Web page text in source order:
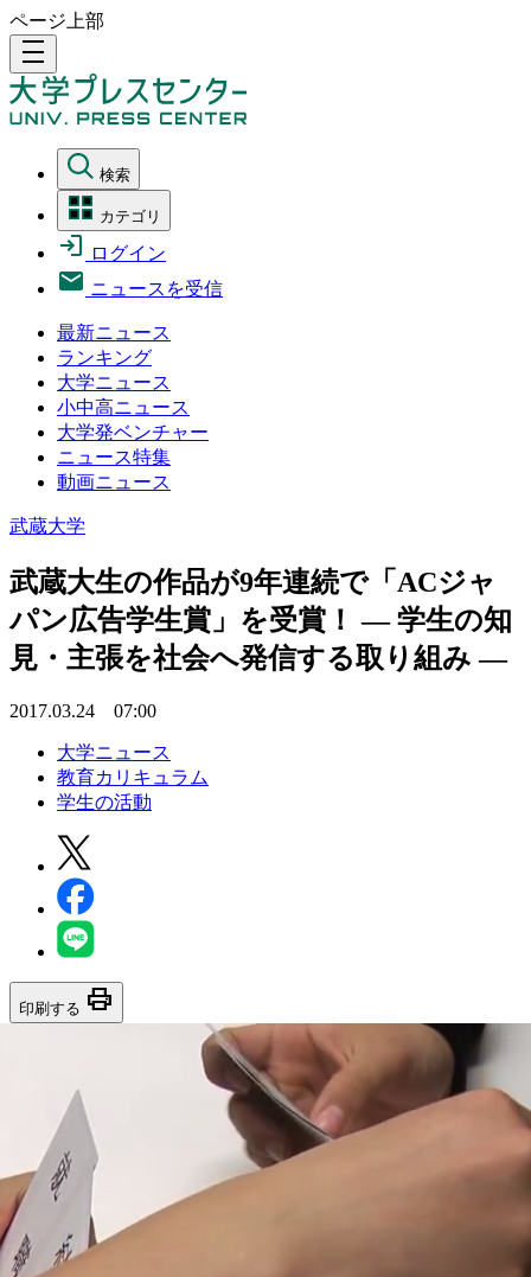
ページ上部
density_medium
検索
カテゴリ
ログイン
ニュースを受信
最新ニュース
ランキング
大学ニュース
小中高ニュース
大学発ベンチャー
ニュース特集
動画ニュース
武蔵大学
武蔵大生の作品が9年連続で「ACジャ
パン広告学生賞」を受賞！ — 学生の知
見・主張を社会へ発信する取り組み —
2017.03.24 07:00
大学ニュース
教育カリキュラム
学生の活動
印刷する print